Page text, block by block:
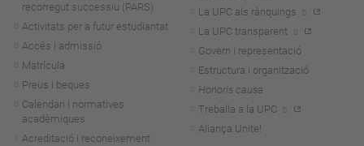
recorregut successiu (PARS)
Activitats per a futur estudiantat
Accés i admissió
Matrícula
Preus i beques
Calendari i normatives
acadèmiques
Acreditació i reconeixement
La UPC als rànquings
La UPC transparent
Govern i representació
Estructura i organització
Honoris causa
Treballa a la UPC
Aliança Unite!